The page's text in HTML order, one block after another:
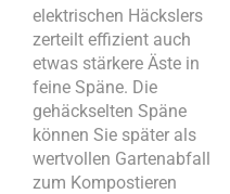
elektrischen Häckslers
zerteilt effizient auch
etwas stärkere Äste in
feine Späne. Die
gehäckselten Späne
können Sie später als
wertvollen Gartenabfall
zum Kompostieren